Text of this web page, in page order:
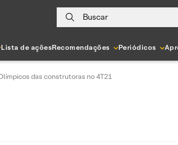
Buscar
Lista de açõesRecomendações Periódicos
das construtoras no 4T21